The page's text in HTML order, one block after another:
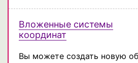
Вложенные системы
координат
Вы можете создать новую